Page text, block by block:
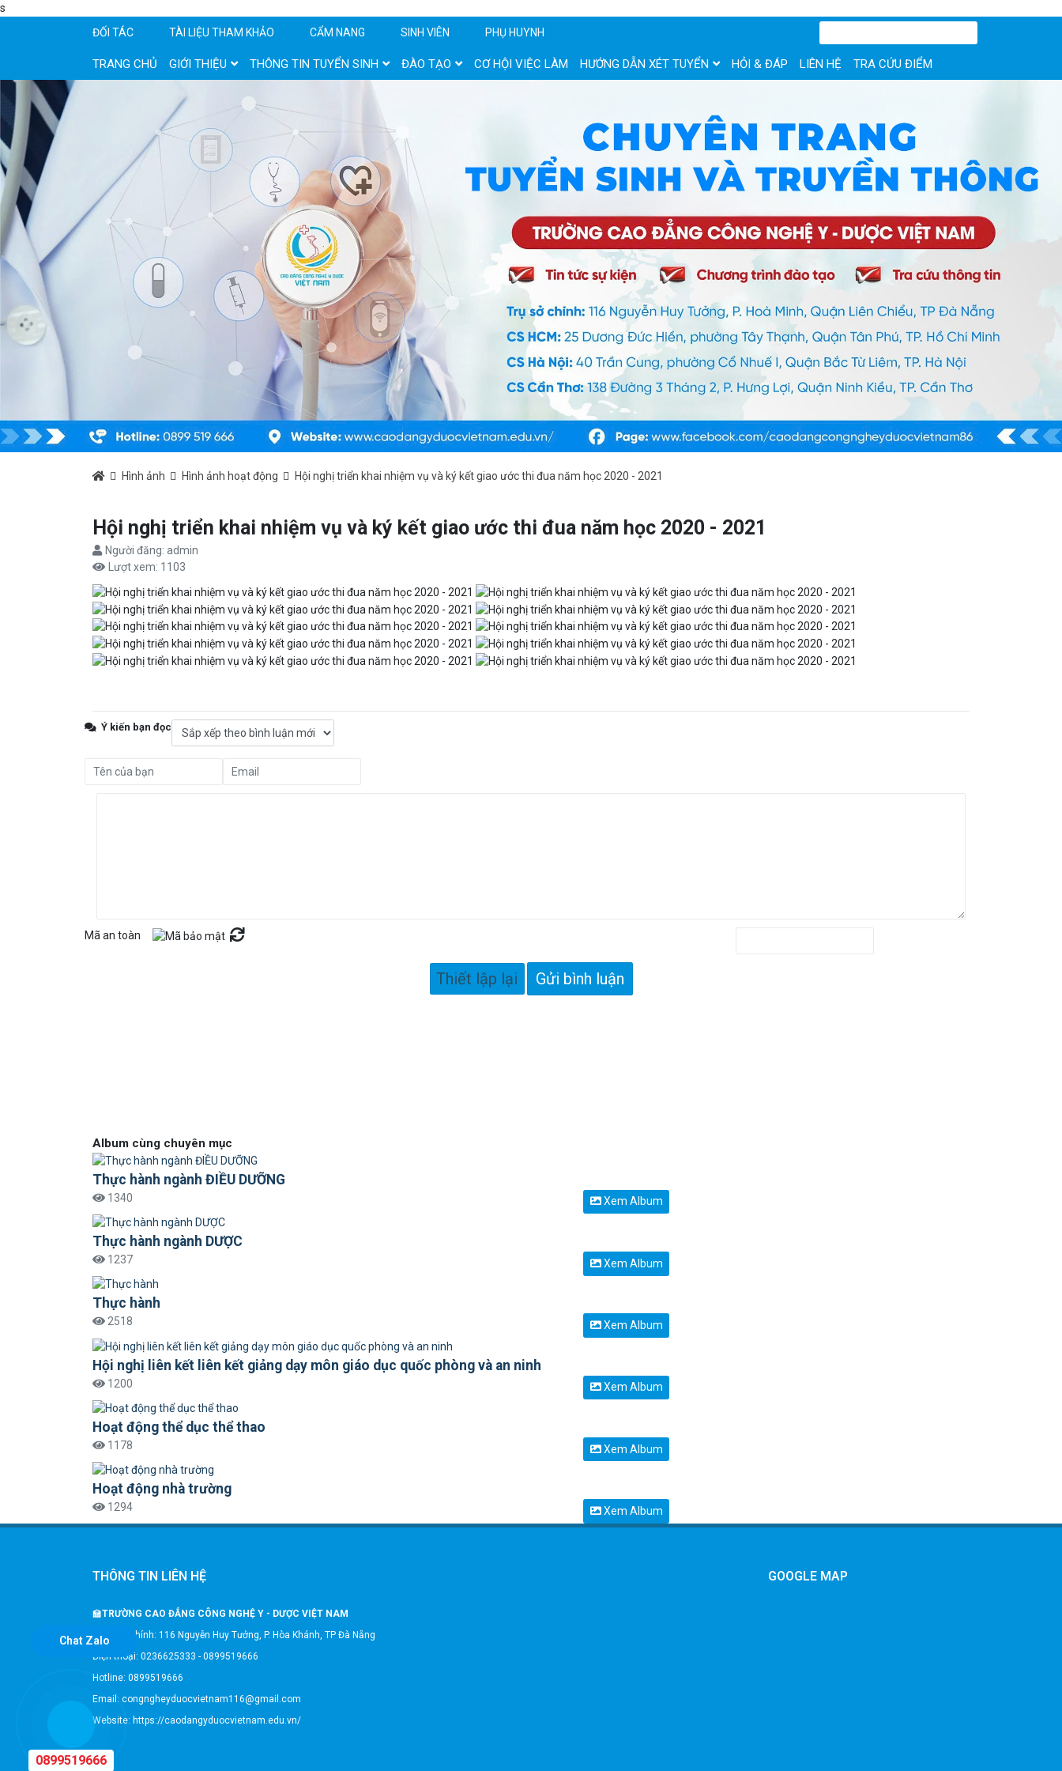
s
ĐỐI TÁC
TÀI LIỆU THAM KHẢO CẨM NANG SINH VIÊN PHỤ HUYNH
TRANG CHỦ GIỚI THIỆU THÔNG TIN TUYỂN SINH ĐÀO TẠO CƠ HỘI VIỆC LÀM HƯỚNG DẪN XÉT TUYỂN HỎI & ĐÁP LIÊN HỆ TRA CỨU ĐIỂM
Hình ảnh Hình ảnh hoạt động Hội nghị triển khai nhiệm vụ và ký kết giao ước thi đua năm học 2020 - 2021
Hội nghị triển khai nhiệm vụ và ký kết giao ước thi đua năm học 2020 - 2021
Người đăng: admin
Lượt xem: 1103
Ý kiến bạn đọc
Mã an toàn
Album cùng chuyên mục
Thực hành ngành ĐIỀU DƯỠNG
1340 Xem Album
Thực hành ngành DƯỢC
1237 Xem Album
Thực hành
2518 Xem Album
Hội nghị liên kết liên kết giảng dạy môn giáo dục quốc phòng và an ninh
1200 Xem Album
Hoạt động thể dục thể thao
1178 Xem Album
Hoạt động nhà trường
1294 Xem Album
THÔNG TIN LIÊN HỆ
🏫TRƯỜNG CAO ĐẲNG CÔNG NGHỆ Y - DƯỢC VIỆT NAM
🎗️Trụ sở chính: 116 Nguyễn Huy Tưởng, P. Hòa Khánh, TP Đà Nẵng
Điện thoại: 0236625333 - 0899519666
Hotline: 0899519666
Email: congngheyduocvietnam116@gmail.com
Website: https://caodangyduocvietnam.edu.vn/
GOOGLE MAP
Chat Zalo
0899519666